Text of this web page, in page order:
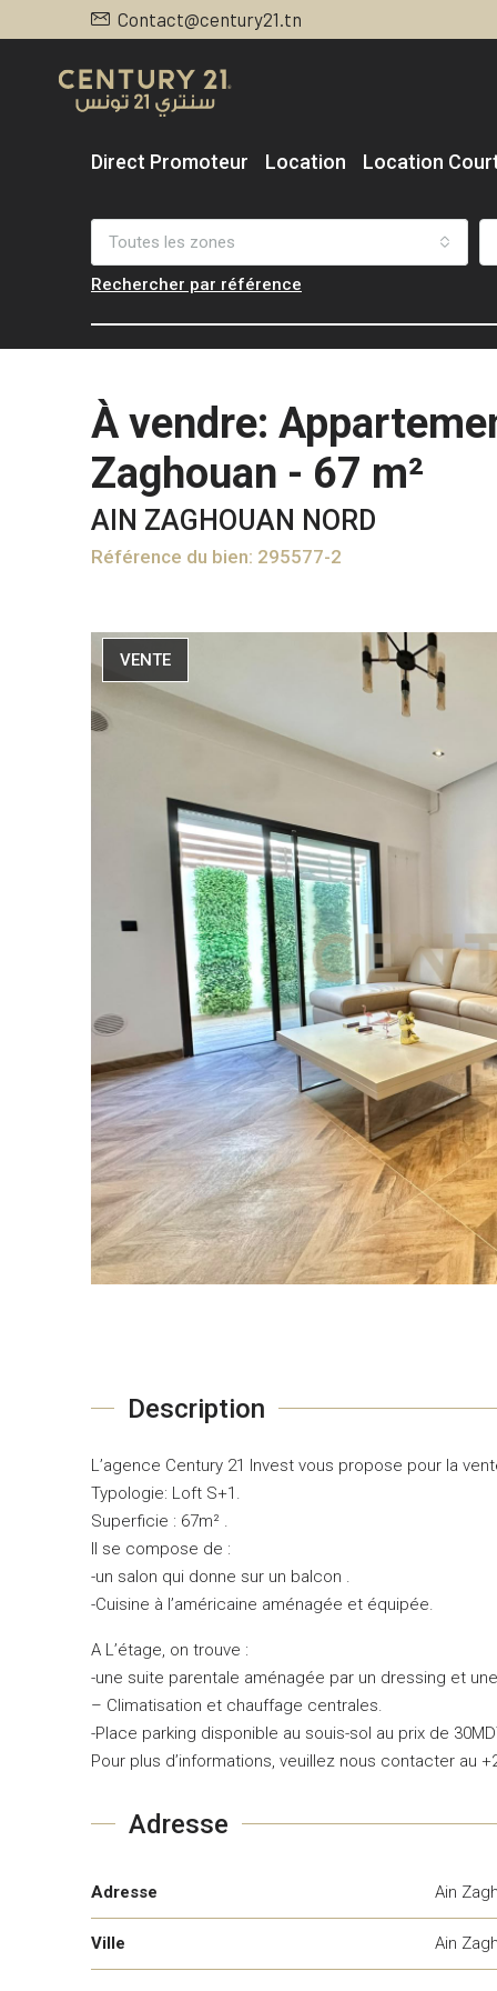
Contact@century21.tn
Direct Promoteur Location Location
Toutes les zones
Rechercher par référence
À vendre:
Zaghouan - 67 m²
AIN ZAGHOUAN NORD
Référence du bien: 295577-2
VENTE
Description
L’agence Century 21 Invest vous propose pour la
Typologie: Loft S+1.
Superficie : 67m² .
Il se compose de :
-un salon qui donne sur un balcon .
-Cuisine à l’américaine aménagée et équipée.
A L’étage, on trouve :
-une suite parentale aménagée par un dressing et
– Climatisation et chauffage centrales.
-Place parking disponible au souis-sol au prix de
Pour plus d’informations, veuillez nous contacter au
Adresse
Adresse Ain
Ville Ain